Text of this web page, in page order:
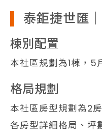
泰鉅捷世匯
棟別配置
本社區規劃為1棟，5
格局規劃
本社區房型規劃為2
各房型詳細格局、坪